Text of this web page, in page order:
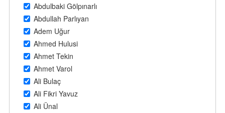
Abdulbaki Gölpınarlı
Abdullah Parlıyan
Adem Uğur
Ahmed Hulusi
Ahmet Tekin
Ahmet Varol
Ali Bulaç
Ali Fikri Yavuz
Ali Ünal